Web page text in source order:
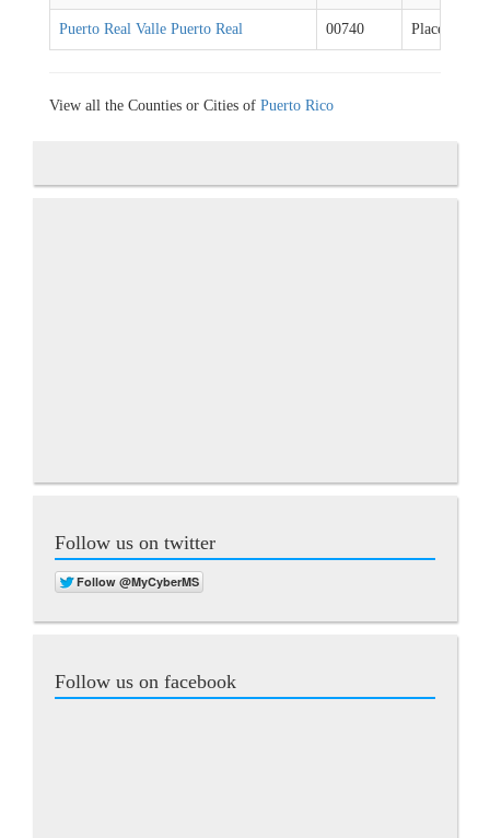
Puerto Real Valle Puerto Real 00740 Places
View all the Counties or Cities of Puerto Rico
Follow us on twitter
Follow us on facebook